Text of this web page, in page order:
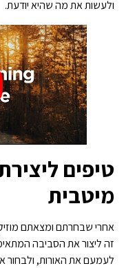
ולעשות את מה שהיא יודעת.
טיפים
מיטבית
אחרי שבחרתם ומצאתם
זה ליצור את הסביבה
לעמעם את האורות, ולבחור